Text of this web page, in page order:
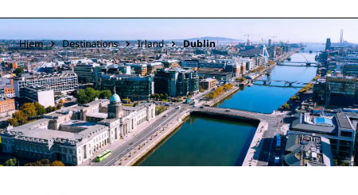
Hjem Destinations Irland Dublin